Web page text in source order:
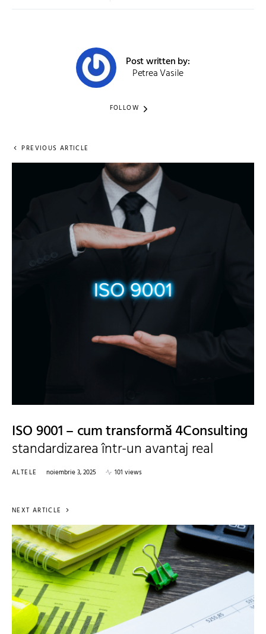
Post written by:
Petrea Vasile
FOLLOW
PREVIOUS ARTICLE
ISO 9001 – cum transformă 4Consulting
standardizarea într-un avantaj real
ALTELE noiembrie 3, 2025 101 views
NEXT ARTICLE